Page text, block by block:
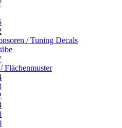
/ Tuning Decals
Flächenmuster